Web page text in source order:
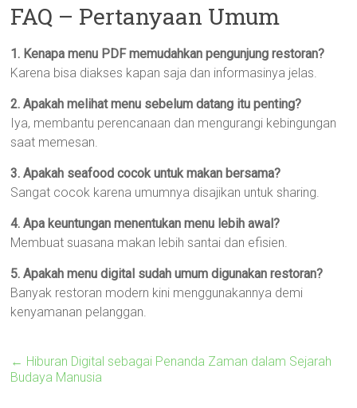
FAQ – Pertanyaan Umum
1. Kenapa menu PDF memudahkan pengunjung restoran?
Karena bisa diakses kapan saja dan informasinya jelas.
2. Apakah melihat menu sebelum datang itu penting?
Iya, membantu perencanaan dan mengurangi kebingungan
saat memesan.
3. Apakah seafood cocok untuk makan bersama?
Sangat cocok karena umumnya disajikan untuk sharing.
4. Apa keuntungan menentukan menu lebih awal?
Membuat suasana makan lebih santai dan efisien.
5. Apakah menu digital sudah umum digunakan restoran?
Banyak restoran modern kini menggunakannya demi
kenyamanan pelanggan.
← Hiburan Digital sebagai Penanda Zaman dalam Sejarah
Budaya Manusia